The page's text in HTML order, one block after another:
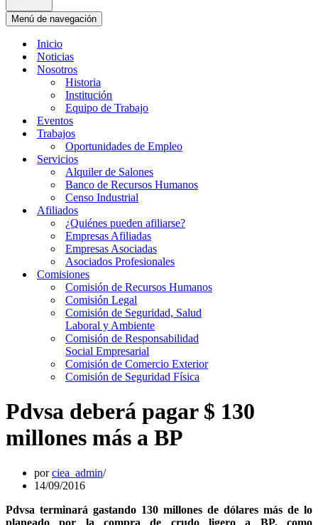
Menú de navegación
Inicio
Noticias
Nosotros
Historia
Institución
Equipo de Trabajo
Eventos
Trabajos
Oportunidades de Empleo
Servicios
Alquiler de Salones
Banco de Recursos Humanos
Censo Industrial
Afiliados
¿Quiénes pueden afiliarse?
Empresas Afiliadas
Empresas Asociadas
Asociados Profesionales
Comisiones
Comisión de Recursos Humanos
Comisión Legal
Comisión de Seguridad, Salud
Laboral y Ambiente
Comisión de Responsabilidad
Social Empresarial
Comisión de Comercio Exterior
Comisión de Seguridad Física
Pdvsa deberá pagar $ 130
millones más a BP
porciea_admin
14/09/2016
Pdvsa terminará gastando 130 millones de dólares más de lo
planeado por la compra de crudo ligero a BP, como